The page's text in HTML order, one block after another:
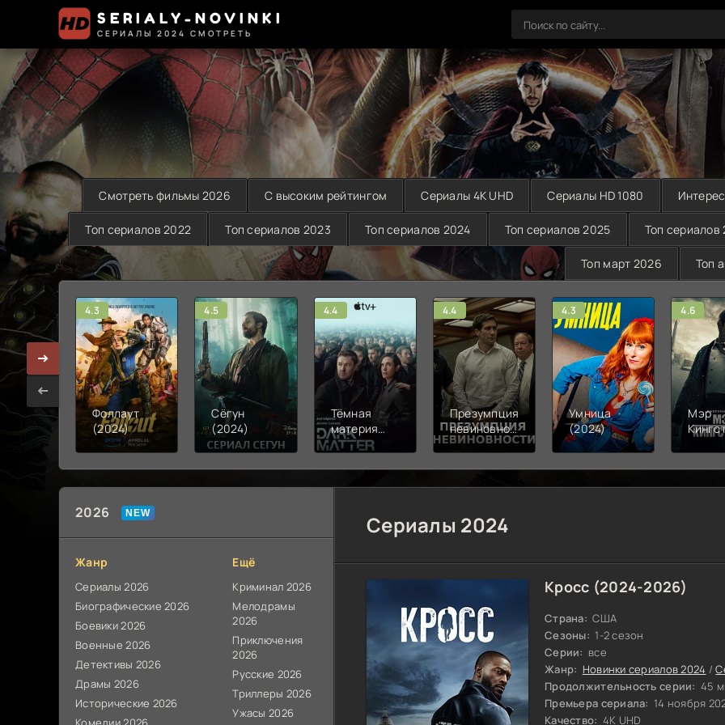
SERIALY-NOVINKI
СЕРИАЛЫ 2024 СМОТРЕТЬ
Смотреть фильмы 2026 С высоким рейтингом Сериалы 4K UHD Сериалы HD 1080
Топ сериалов 2022 Топ сериалов 2023 Топ сериалов 2024 Топ сериалов 2025 Топ сериалов
Топ март 2026 Топ
4.3
Фоллаут
(2024)
4.5
Сёгун
(2024)
4.4
Тёмная
материя
(2024)
4.4
Презумпция
невиновности
(2024)
4.3
Умница
(2024)
4.6
Мэр
2026
Жанр
Сериалы 2026
Биографические 2026
Боевики 2026
Военные 2026
Детективы 2026
Драмы 2026
Исторические 2026
Ещё
Криминал 2026
Мелодрамы
2026
Приключения
2026
Русские 2026
Триллеры 2026
Ужасы 2026
Сериалы 2024
Кросс (2024-2026)
Страна: США
Сезоны: 1-2 сезон
Серии: все
Жанр: Новинки сериалов 2024 /
Продолжительность серии: 45
Премьера сериала: 14 ноября
Качество: 4K UHD